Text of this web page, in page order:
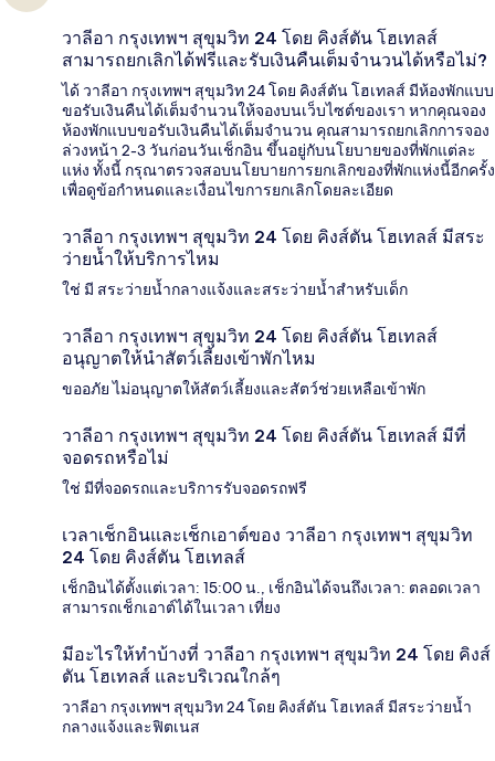
วาลีอา กรุงเทพฯ สุขุมวิท 24 โดย คิงส์ตัน โฮเทลส์
สามารถยกเลิกได้ฟรีและรับเงินคืนเต็มจำนวนได้หรือไม่?
ได้ วาลีอา กรุงเทพฯ สุขุมวิท 24 โดย คิงส์ตัน โฮเทลส์ มีห้องพักแบบ
ขอรับเงินคืนได้เต็มจำนวนให้จองบนเว็บไซต์ของเรา หากคุณจอง
ห้องพักแบบขอรับเงินคืนได้เต็มจำนวน คุณสามารถยกเลิกการจอง
ล่วงหน้า 2-3 วันก่อนวันเช็กอิน ขึ้นอยู่กับนโยบายของที่พักแต่ละ
แห่ง ทั้งนี้ กรุณาตรวจสอบนโยบายการยกเลิกของที่พักแห่งนี้อีกครั้ง
เพื่อดูข้อกำหนดและเงื่อนไขการยกเลิกโดยละเอียด
วาลีอา กรุงเทพฯ สุขุมวิท 24 โดย คิงส์ตัน โฮเทลส์ มีสระ
ว่ายน้ำให้บริการไหม
ใช่ มี สระว่ายน้ำกลางแจ้งและสระว่ายน้ำสำหรับเด็ก
วาลีอา กรุงเทพฯ สุขุมวิท 24 โดย คิงส์ตัน โฮเทลส์
อนุญาตให้นำสัตว์เลี้ยงเข้าพักไหม
ขออภัย ไม่อนุญาตให้สัตว์เลี้ยงและสัตว์ช่วยเหลือเข้าพัก
วาลีอา กรุงเทพฯ สุขุมวิท 24 โดย คิงส์ตัน โฮเทลส์ มีที่
จอดรถหรือไม่
ใช่ มีที่จอดรถและบริการรับจอดรถฟรี
เวลาเช็กอินและเช็กเอาต์ของ วาลีอา กรุงเทพฯ สุขุมวิท
24 โดย คิงส์ตัน โฮเทลส์
เช็กอินได้ตั้งแต่เวลา: 15:00 น., เช็กอินได้จนถึงเวลา: ตลอดเวลา
สามารถเช็กเอาต์ได้ในเวลา เที่ยง
มีอะไรให้ทำบ้างที่ วาลีอา กรุงเทพฯ สุขุมวิท 24 โดย คิงส์
ตัน โฮเทลส์ และบริเวณใกล้ๆ
วาลีอา กรุงเทพฯ สุขุมวิท 24 โดย คิงส์ตัน โฮเทลส์ มีสระว่ายน้ำ
กลางแจ้งและฟิตเนส